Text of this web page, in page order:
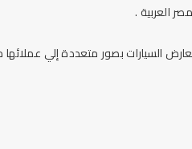
العربية .
السيارات بصور متعددة إلي